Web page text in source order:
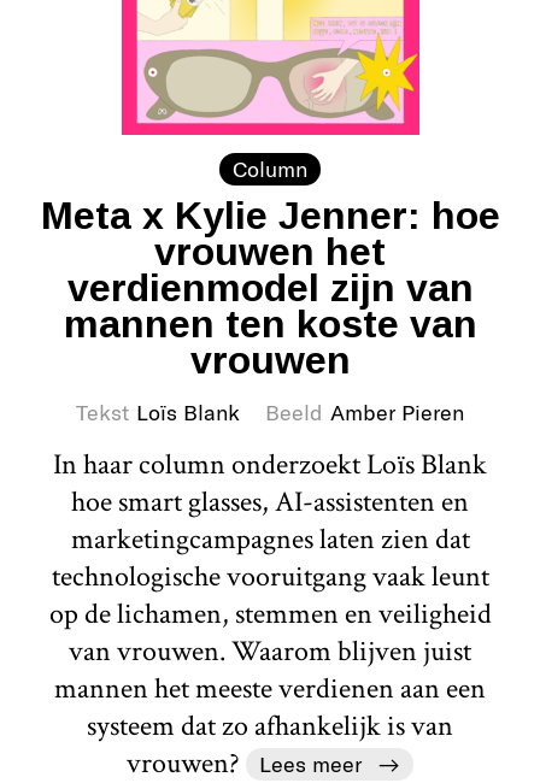
Column
Meta x Kylie Jenner: hoe
vrouwen het
verdienmodel zijn van
mannen ten koste van
vrouwen
Tekst Loïs Blank Beeld Amber Pieren
In haar column onderzoekt Loïs Blank
hoe smart glasses, AI-assistenten en
marketingcampagnes laten zien dat
technologische vooruitgang vaak leunt
op de lichamen, stemmen en veiligheid
van vrouwen. Waarom blijven juist
mannen het meeste verdienen aan een
systeem dat zo afhankelijk is van
vrouwen?
Lees meer